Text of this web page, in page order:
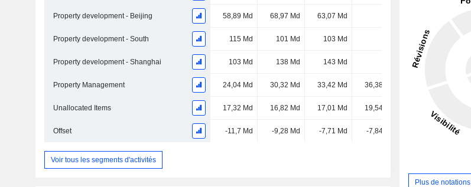
Property development - Beijing 58,89 Md 68,97 Md 63,07 Md
Property development - South 115 Md 101 Md 103 Md
Property development - Shanghai 103 Md 138 Md 143 Md
Property Management 24,04 Md 30,32 Md 33,42 Md 36,38 Md
Unallocated Items 17,32 Md 16,82 Md 17,01 Md 19,54 Md
Offset -11,7 Md -9,28 Md -7,71 Md -7,84 Md
Voir tous les segments d'activités
Plus de notations